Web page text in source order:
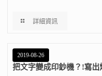
詳細資訊
2019-08-26
把文字變成印鈔機？!寫